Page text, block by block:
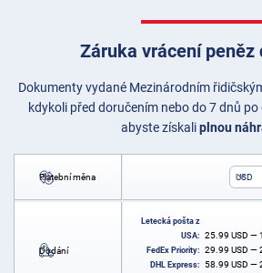
Záruka vrácení peněz
Dokumenty vydané Mezinárodním
kdykoli před doručením nebo do 7 dnů
abyste získaliplnou
Platební měna USD
Dodání
Letecká pošta z
USA: 25.99 USD —
FedEx Priority: 29.99 USD —
DHL Express: 58.99 USD —